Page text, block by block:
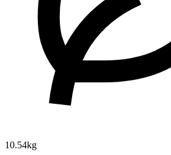
10.54kg